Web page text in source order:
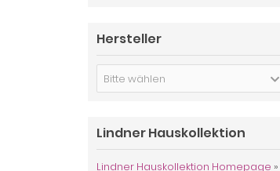
Hersteller
Bitte wählen
Lindner Hauskollektion
Lindner Hauskollektion Homepage »